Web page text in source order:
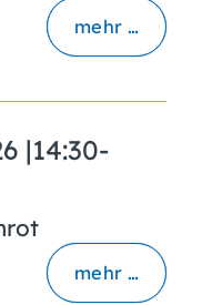
mehr …
|14:30-
mehr …